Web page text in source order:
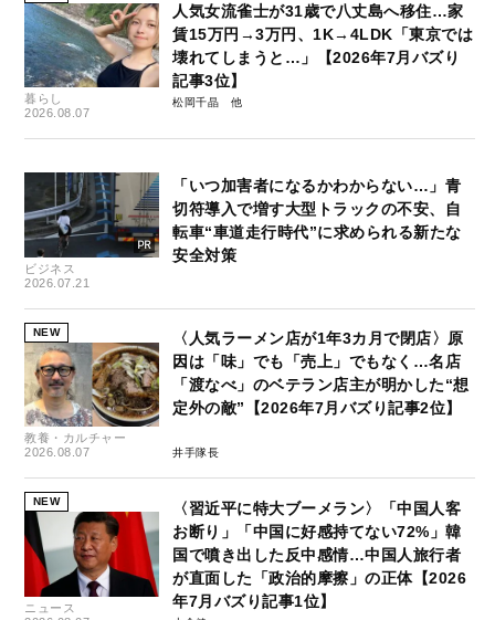
暮らし
2026.08.07
人気女流雀士が31歳で八丈島へ移住…家
賃15万円→3万円、1K→4LDK「東京では
壊れてしまうと…」【2026年7月バズり
記事3位】
松岡千晶
ビジネス
2026.07.21
「いつ加害者になるかわからない…」青
切符導入で増す大型トラックの不安、自
転車“車道走行時代”に求められる新たな
安全対策
NEW
教養・カルチャー
2026.08.07
〈人気ラーメン店が1年3カ月で閉店〉原
因は「味」でも「売上」でもなく…名店
「渡なべ」のベテラン店主が明かした“想
定外の敵”【2026年7月バズり記事2位】
井手隊長
NEW
ニュース
〈習近平に特大ブーメラン〉「中国人客
お断り」「中国に好感持てない72%」韓
国で噴き出した反中感情…中国人旅行者
が直面した「政治的摩擦」の正体【2026
年7月バズり記事1位】